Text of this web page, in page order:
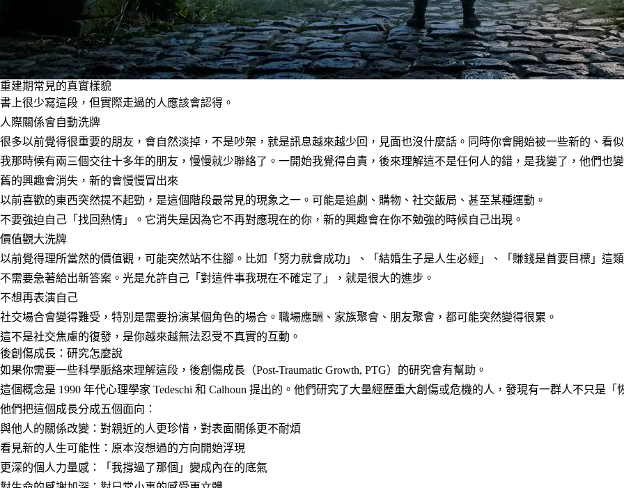
重建期常見的真實樣貌
書上很少寫這段，但實際走過的人應該會認得。
人際關係會自動洗牌
很多以前覺得很重要的朋友，會自然淡掉，不是吵架，就是訊息越來越少回，見面也沒什麼話。同時你會開始被一些新的、看
我那時候有兩三個交往十多年的朋友，慢慢就少聯絡了。一開始我覺得自責，後來理解這不是任何人的錯，是我變了，他們也
舊的興趣會消失，新的會慢慢冒出來
以前喜歡的東西突然提不起勁，是這個階段最常見的現象之一。可能是追劇、購物、社交飯局、甚至某種運動。
不要強迫自己「找回熱情」。它消失是因為它不再對應現在的你，新的興趣會在你不勉強的時候自己出現。
價值觀大洗牌
以前覺得理所當然的價值觀，可能突然站不住腳。比如「努力就會成功」、「結婚生子是人生必經」、「賺錢是首要目標」這
不需要急著給出新答案。光是允許自己「對這件事我現在不確定了」，就是很大的進步。
不想再表演自己
社交場合會變得難受，特別是需要扮演某個角色的場合。職場應酬、家族聚會、朋友聚會，都可能突然變得很累。
這不是社交焦慮的復發，是你越來越無法忍受不真實的互動。
後創傷成長：研究怎麼說
如果你需要一些科學脈絡來理解這段，後創傷成長（Post-Traumatic Growth, PTG）的研究會有幫助。
這個概念是 1990 年代心理學家 Tedeschi 和 Calhoun 提出的。他們研究了大量經歷重大創傷或危機的人，發現有一群人不只是
他們把這個成長分成五個面向：
與他人的關係改變 ：對親近的人更珍惜，對表面關係更不耐煩
看見新的人生可能性 ：原本沒想過的方向開始浮現
更深的個人力量感 ：「我撐過了那個」變成內在的底氣